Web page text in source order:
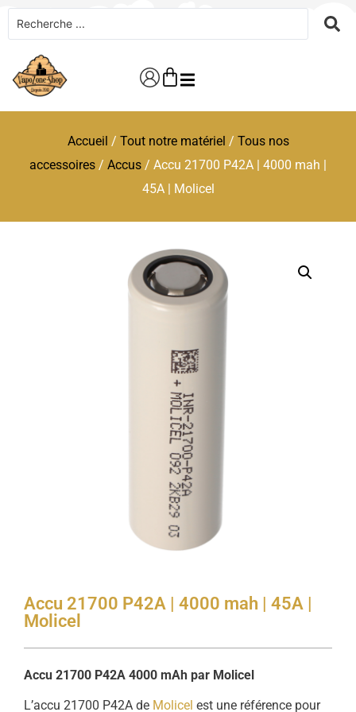
Accueil / Tout notre matériel / Tous nos
accessoires / Accus / Accu 21700 P42A | 4000 mah |
45A | Molicel
Accu 21700 P42A | 4000 mah | 45A |
Molicel
Accu 21700 P42A 4000 mAh par Molicel
L’accu 21700 P42A de Molicel est une référence pour